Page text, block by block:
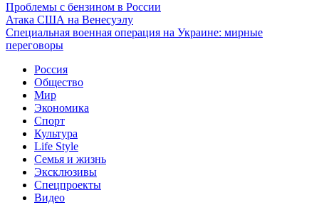
Проблемы с бензином в России
Атака США на Венесуэлу
Специальная военная операция на Украине: мирные
переговоры
Россия
Общество
Мир
Экономика
Спорт
Культура
Life Style
Семья и жизнь
Эксклюзивы
Спецпроекты
Видео